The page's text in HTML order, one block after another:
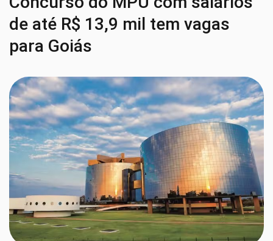
de até R$ 13,9 mil tem vagas
para Goiás